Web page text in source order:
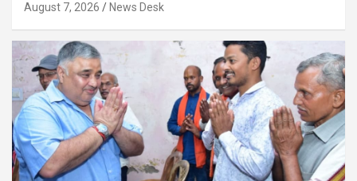
August 7, 2026 News Desk